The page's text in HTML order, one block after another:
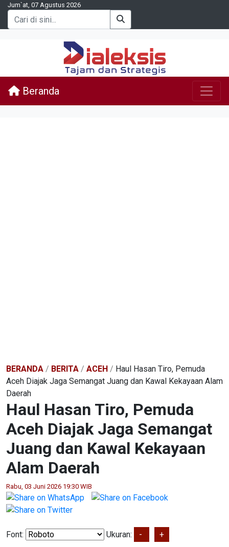
Jum`at, 07 Agustus 2026
Beranda
BERANDA / BERITA / ACEH / Haul Hasan Tiro, Pemuda
Aceh Diajak Jaga Semangat Juang dan Kawal Kekayaan Alam
Daerah
Haul Hasan Tiro, Pemuda
Aceh Diajak Jaga Semangat
Juang dan Kawal Kekayaan
Alam Daerah
Rabu, 03 Juni 2026 19:30 WIB
Font: Ukuran: - +